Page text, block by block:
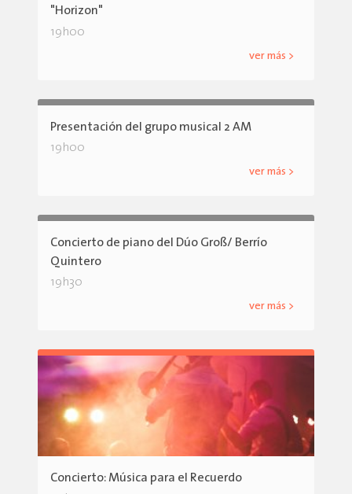
"Horizon"
19h00
ver más >
Presentación del grupo musical 2 AM
19h00
ver más >
Concierto de piano del Dúo Groß/ Berrío
Quintero
19h30
ver más >
Concierto: Música para el Recuerdo